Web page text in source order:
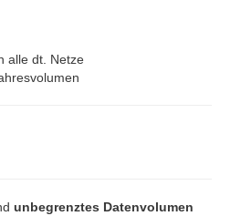
alle dt. Netze
unbegrenztes Datenvolumen